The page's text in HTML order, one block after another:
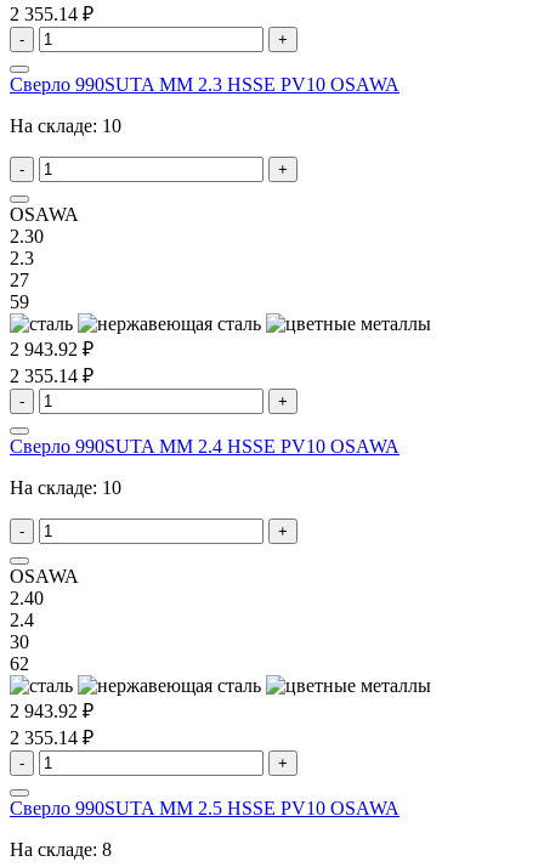
2 355.14 ₽
- +
Сверло 990SUTA MM 2.3 HSSE PV10 OSAWA
На складе: 10
- +
OSAWA
2.30
2.3
27
59
2 943.92 ₽
2 355.14 ₽
- +
Сверло 990SUTA MM 2.4 HSSE PV10 OSAWA
На складе: 10
- +
OSAWA
2.40
2.4
30
62
2 943.92 ₽
2 355.14 ₽
- +
Сверло 990SUTA MM 2.5 HSSE PV10 OSAWA
На складе: 8